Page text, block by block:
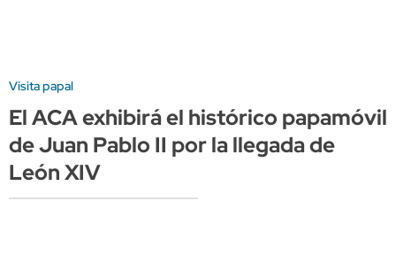
Visita papal
El ACA exhibirá el histórico papamóvil
de Juan Pablo II por la llegada de
León XIV